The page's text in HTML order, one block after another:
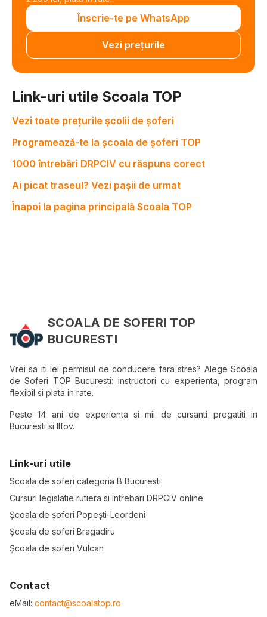
Înscrie-te pe WhatsApp
Vezi prețurile
Link-uri utile Scoala TOP
Vezi toate prețurile școlii de șoferi
Programează-te la școala de șoferi TOP
1000 întrebări DRPCIV cu răspuns corect
Ai picat traseul? Vezi pașii de urmat
Înapoi la pagina principală Scoala TOP
SCOALA DE SOFERI TOP
BUCURESTI
Vrei sa iti iei permisul de conducere fara stres? Alege Scoala
de Soferi TOP Bucuresti: instructori cu experienta, program
flexibil si plata in rate.
Peste 14 ani de experienta si mii de cursanti pregatiti in
Bucuresti si Ilfov.
Link-uri utile
Scoala de soferi categoria B Bucuresti
Cursuri legislatie rutiera si intrebari DRPCIV online
Școala de șoferi Popești-Leordeni
Școala de șoferi Bragadiru
Școala de șoferi Vulcan
Contact
eMail: contact@scoalatop.ro